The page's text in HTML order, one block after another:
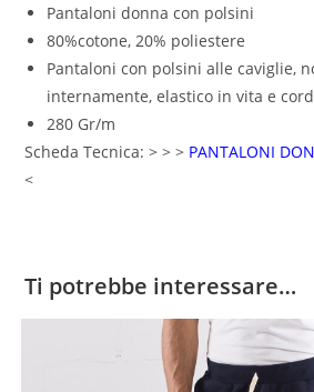
Pantaloni donna con polsini
80%cotone, 20% poliestere
Pantaloni con polsini alle caviglie,
internamente, elastico in vita e
280 Gr/m
Scheda Tecnica: > > > PANTALONI
<
Ti potrebbe interessare…